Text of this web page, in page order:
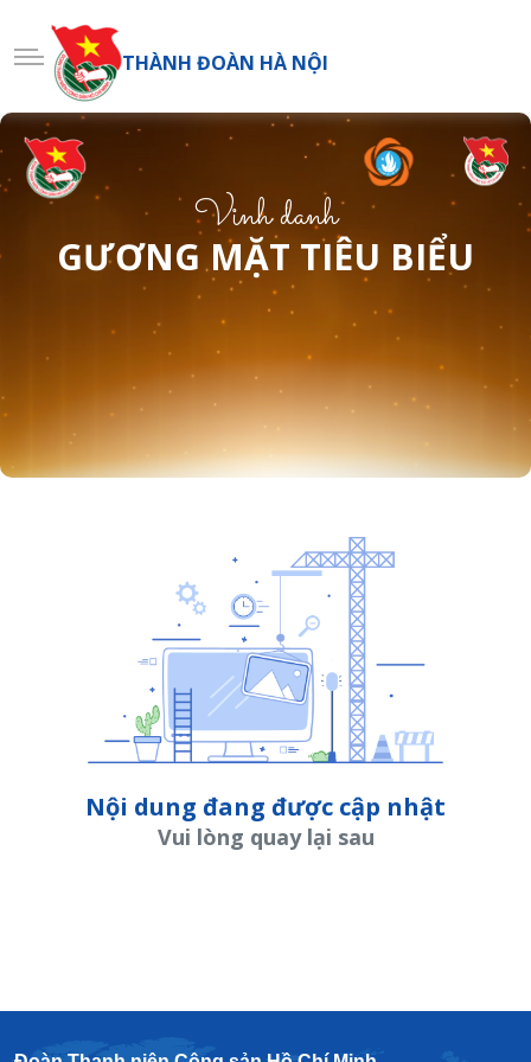
THÀNH ĐOÀN HÀ NỘI
Vinh danh
GƯƠNG MẶT TIÊU BIỂU
Nội dung đang được cập nhật
Vui lòng quay lại sau